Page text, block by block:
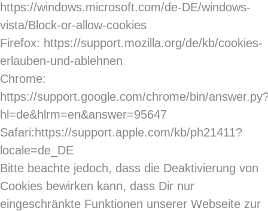
https://windows.microsoft.com/de-DE/windows-
vista/Block-or-allow-cookies
Firefox: https://support.mozilla.org/de/kb/cookies-
erlauben-und-ablehnen
Chrome:
https://support.google.com/chrome/bin/
hl=de&hlrm=en&answer=95647
Safari: https://support.apple.com/kb/ph21411?
locale=de_DE
Bitte beachte jedoch, dass die Deaktivierung von
Cookies bewirken kann, dass Dir nur
eingeschränkte Funktionen unserer Webseite zur